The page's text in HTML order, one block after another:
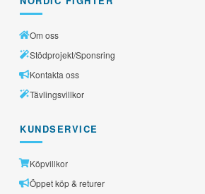
Om oss
Stödprojekt/Sponsring
Kontakta oss
Tävlingsvillkor
KUNDSERVICE
Köpvillkor
Öppet köp & returer